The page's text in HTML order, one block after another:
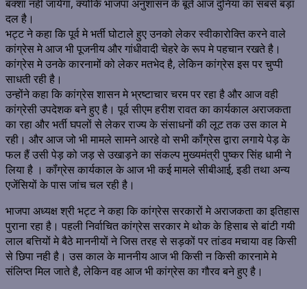
बक्शा नही जायेगा, क्योकि भाजपा अनुशासन के बूते आज दुनिया का सबसे बड़ा
दल है।
भट्ट ने कहा कि पूर्व मे भर्ती घोटाले हुए उनको लेकर स्वीकारोक्ति करने वाले
कांग्रेस मे आज भी पूजनीय और गांधीवादी चेहरे के रूप मे पहचान रखते है।
कांग्रेस मे उनके कारनामों को लेकर मतभेद है, लेकिन कांग्रेस इस पर चुप्पी
साधती रही है।
उन्होंने कहा कि कांग्रेस शासन मे भ्रष्टाचार चरम पर रहा है और आज वही
कांग्रेसी उपदेशक बने हुए है। पूर्व सीएम हरीश रावत का कार्यकाल अराजकता
का रहा और भर्ती घपलों से लेकर राज्य के संसाधनों की लूट तक उस काल मे
रही। और आज जो भी मामले सामने आरहे वो सभी कॉंग्रेस द्वारा लगाये पेड़ के
फल हैं उसी पेड़ को जड़ से उखाड़ने का संकल्प मुख्यमंत्री पुष्कर सिंह धामी ने
लिया है । कॉंग्रेस कार्यकाल के आज भी कई मामले सीबीआई, इडी तथा अन्य
एजेंसियों के पास जांच चल रही है।
भाजपा अध्यक्ष श्री भट्ट ने कहा कि कांग्रेस सरकारों मे अराजकता का इतिहास
पुराना रहा है। पहली निर्वाचित कांग्रेस सरकार मे थोक के हिसाब से बांटी गयी
लाल बत्तियों मे बैठे माननीयों ने जिस तरह से सड़कों पर तांडव मचाया वह किसी
से छिपा नही है। उस काल के माननीय आज भी किसी न किसी कारनामे मे
संलिप्त मिल जाते है, लेकिन वह आज भी कांग्रेस का गौरव बने हुए है।